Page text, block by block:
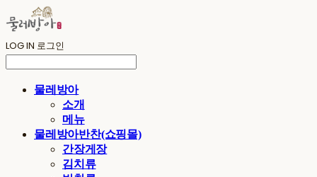
LOG IN 로그인
물레방아
소개
메뉴
물레방아반찬(쇼핑몰)
간장게장
김치류